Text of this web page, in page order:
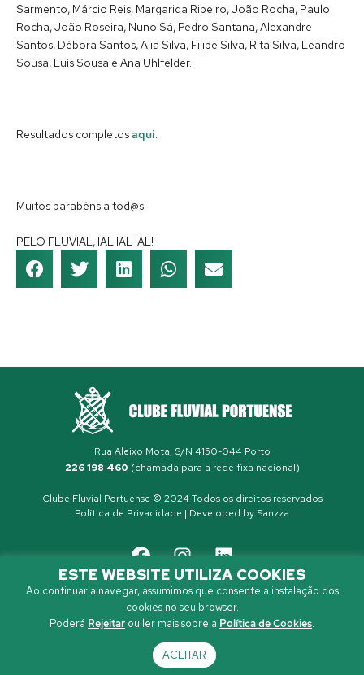
Sarmento, Márcio Reis, Margarida Ribeiro, João Rocha, Paulo
Rocha, João Roseira, Nuno Sá, Pedro Santana, Alexandre
Santos, Débora Santos, Alia Silva, Filipe Silva, Rita Silva, Leandro
Sousa, Luís Sousa e Ana Uhlfelder.
Resultados completosaqui.
Muitos parabéns a tod@s!
PELO FLUVIAL, IAL IAL IAL!
Rua Aleixo Mota, S/N 4150-044 Porto
226 198 460 (chamada para a rede fixa nacional)
Clube Fluvial Portuense © 2024 Todos os direitos reservados
Política de Privacidade | Developed by Sanzza
ESTE WEBSITE UTILIZA COOKIES
Ao continuar a navegar, assumimos que consente a instalação dos
cookies no seu browser.
Poderá Rejeitar ou ler mais sobre a Política de Cookies.
ACEITAR